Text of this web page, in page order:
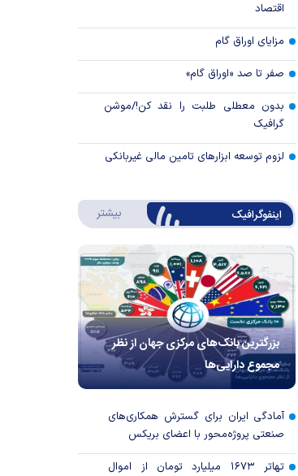
اقتصاد
مزایای اوراق گام
صفر تا صد «اوراق گام»
بدون معطلی طلبت را نقد کن!/موشن
گرافیک
لزوم توسعه ابزارهای تامین مالی غیربانکی
اینفوگرافیک بیشتر درباره اینفوگرافیک
بزرگترین بانک‌های مرکزی جهان از نظر
مجموع دارایی‌ها
آمادگی ایران برای گسترش همکاری‌های
صنعتی پروژه‌محور با اعضای بریکس
تهاتر ۱۶۷۳ میلیارد تومان از اموال